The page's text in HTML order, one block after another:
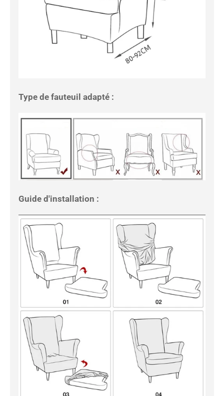
Type de fauteuil adapté :
Guide d'installation :